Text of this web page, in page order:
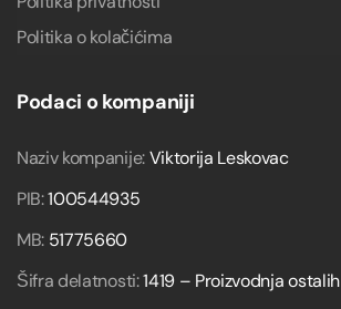
Politika o kolačićima
Podaci o kompaniji
Naziv kompanije:Viktorija Leskovac
PIB:100544935
MB: 51775660
Šifra delatnosti:1419 – Proizvodnja